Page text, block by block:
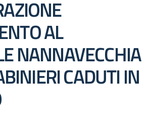
AL
NANNAVECCHIA
CADUTI IN